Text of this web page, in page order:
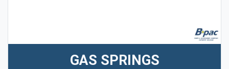
GAS SPRINGS